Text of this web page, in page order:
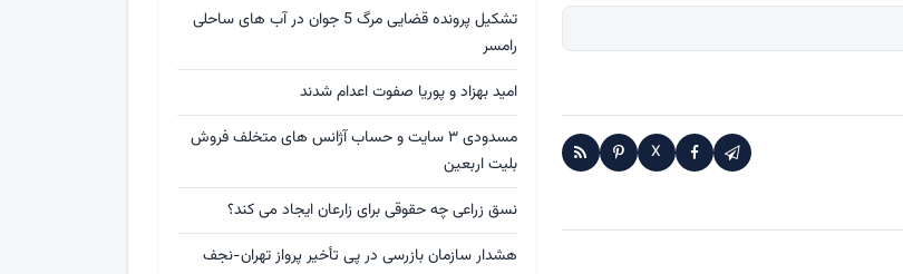
X
تشکیل پرونده قضایی مرگ 5 جوان در آب های ساحلی
رامسر
امید بهزاد و پوریا صفوت اعدام شدند
مسدودی ۳ سایت و حساب آژانس های متخلف فروش
بلیت اربعین
نسق زراعی چه حقوقی برای زارعان ایجاد می کند؟
هشدار سازمان بازرسی در پی تأخیر پرواز تهران-نجف